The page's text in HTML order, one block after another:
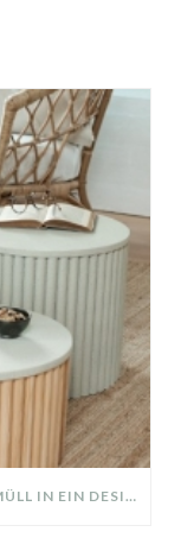
DIY UPCYLING IDEE: WIE MAN SPERRMÜLL IN EIN DESIGNER TEIL VERWANDELT